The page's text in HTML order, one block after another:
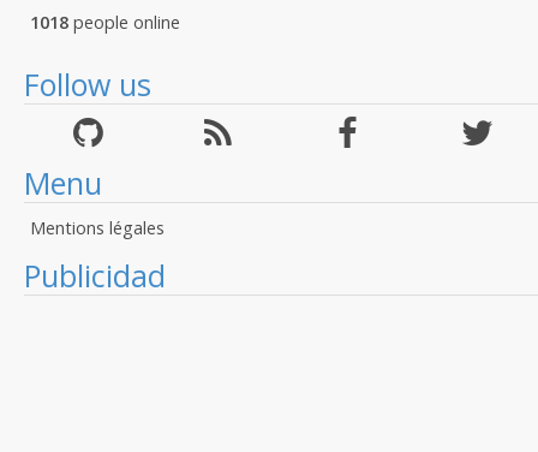
1018 people online
Follow us
Menu
Mentions légales
Publicidad